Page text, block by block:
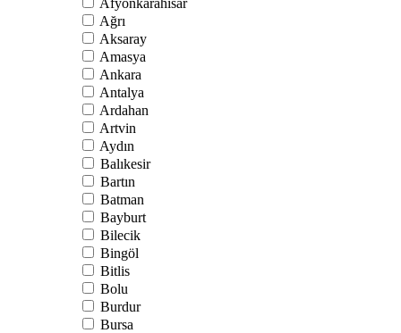
Ağrı
Aksaray
Amasya
Ankara
Antalya
Ardahan
Artvin
Aydın
Balıkesir
Bartın
Batman
Bayburt
Bilecik
Bingöl
Bitlis
Bolu
Burdur
Bursa